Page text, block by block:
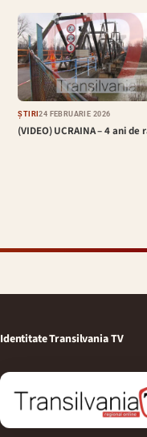
ȘTIRI24 FEBRUARIE 2026
(VIDEO) UCRAINA – 4 ani de
Identitate Transilvania TV